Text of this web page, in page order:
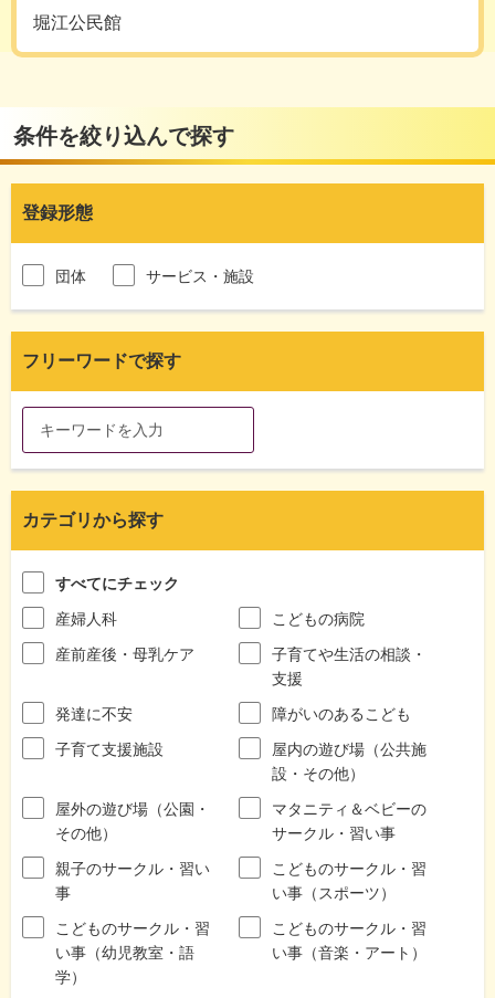
堀江公民館
条件を絞り込んで探す
登録形態
団体 サービス・施設
フリーワードで探す
カテゴリから探す
すべてにチェック
産婦人科
こどもの病院
産前産後・母乳ケア
子育てや生活の相談・
支援
発達に不安
障がいのあるこども
子育て支援施設
屋内の遊び場（公共施
設・その他）
屋外の遊び場（公園・
その他）
マタニティ＆ベビーの
サークル・習い事
親子のサークル・習い
事
こどものサークル・習
い事（スポーツ）
こどものサークル・習
い事（幼児教室・語
学）
こどものサークル・習
い事（音楽・アート）